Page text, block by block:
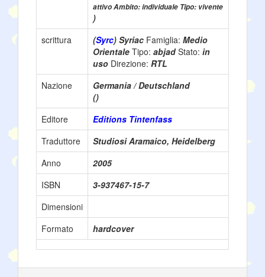
attivo Ambito: individuale Tipo: vivente
)
scrittura
(Syrc) Syriac Famiglia: Medio
Orientale Tipo: abjadStato: in
uso Direzione: RTL
Nazione
Germania / Deutschland
()
Editore
Editions Tintenfass
Traduttore
Studiosi Aramaico, Heidelberg
Anno
2005
ISBN
3-937467-15-7
Dimensioni
Formato
hardcover